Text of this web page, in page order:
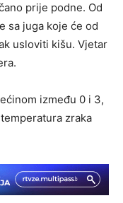
prije podne. Od
sa juga koje će od
usloviti kišu. Vjetar
između 0 i 3,
zraka